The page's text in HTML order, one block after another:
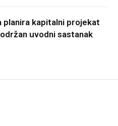
planira kapitalni projekat
uvodni sastanak